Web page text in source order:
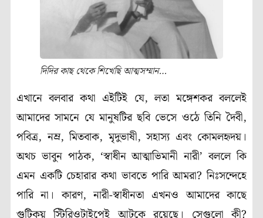
দিদির কাছ থেকে শিখেছি আত্মসম্মান…
এখানে বলবার কথা এইটিই যে, লতা মঙ্গেশকর বললেই
আমাদের সামনে যে মানুষটির ছবি ভেসে ওঠে তিনি দৈবী,
পবিত্র, নম্র, মিতবাক, মৃদুভাষী, সহাস্য এবং কোমলহৃদয়।
অথচ ভাবুন পাঠক, ‘স্বাধীন আত্মাভিমানী নারী’ বললে কি
এমন একটি চেহারার কথা ভাবতে পারি আমরা? নিঃসন্দেহে
পারি না। কারণ, নারী-স্বাধীনতা এখনও আমাদের কাছে